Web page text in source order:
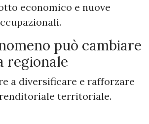
economico e nuove
può cambiare
regionale
a diversificare e rafforzare
territoriale.